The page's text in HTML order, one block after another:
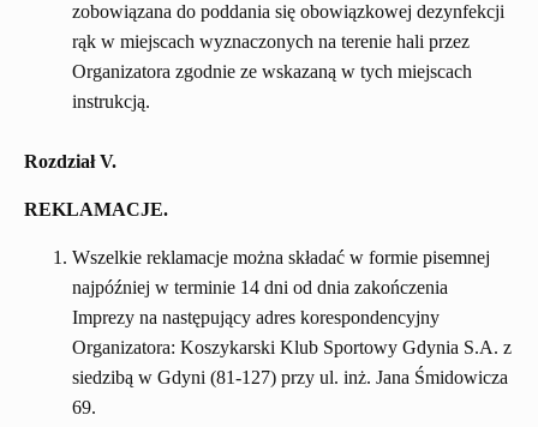
zobowiązana do poddania się obowiązkowej dezynfekcji
rąk w miejscach wyznaczonych na terenie hali przez
Organizatora zgodnie ze wskazaną w tych miejscach
instrukcją.
Rozdział V.
REKLAMACJE.
Wszelkie reklamacje można składać w formie pisemnej
najpóźniej w terminie 14 dni od dnia zakończenia
Imprezy na następujący adres korespondencyjny
Organizatora: Koszykarski Klub Sportowy Gdynia S.A. z
siedzibą w Gdyni (81-127) przy ul. inż. Jana Śmidowicza
69.